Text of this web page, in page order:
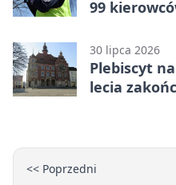
99
30 lipca 2026
Plebiscyt
lecia
<< Poprzedni